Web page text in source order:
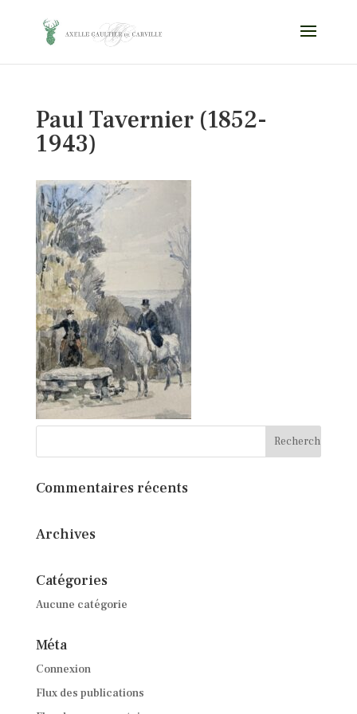
Paul Tavernier (1852-
1943)
Commentaires récents
Archives
Catégories
Aucune catégorie
Méta
Connexion
Flux des publications